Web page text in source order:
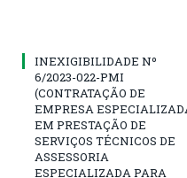
INEXIGIBILIDADE Nº
6/2023-022-PMI
(CONTRATAÇÃO DE
EMPRESA
EM PRESTAÇÃO DE
SERVIÇOS TÉCNICOS DE
ASSESSORIA
ESPECIALIZADA PARA